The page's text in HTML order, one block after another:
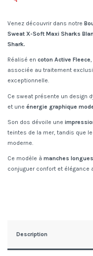
Venez découvrir dans notre
Sweat X-Soft Maxi Sharks
Shark.
Réalisé en coton Active Fleece
associée au traitement
exceptionnelle.
Ce sweat présente un design
et une énergie graphique
Son dos dévoile une
teintes de la mer, tandis que le
moderne.
Ce modèle à manches longues
conjuguer confort et élégance
Description